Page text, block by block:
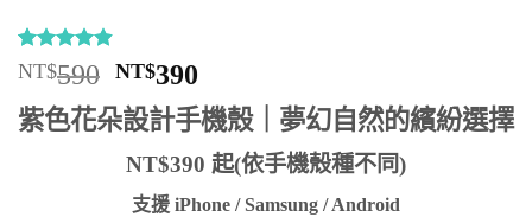
評分4.86
/ 5，已有
7
位顧客進
行評分
NT$590 原
始
價
格：
NT$590。
NT$390
前
價
格：
NT$390。
紫色花朵設計手機殼｜夢幻自然的繽紛選擇
NT$390 起(依手機殼種不同)
支援 iPhone / Samsung / Android